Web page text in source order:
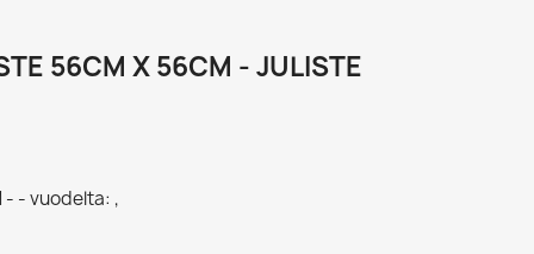
56CM X 56CM - JULISTE
- - vuodelta: ,